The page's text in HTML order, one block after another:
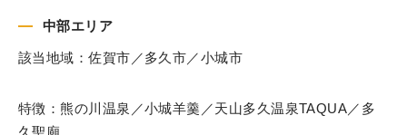
中部エリア
該当地域：佐賀市／多久市／小城市
特徴：熊の川温泉／小城羊羹／天山多久温泉TAQUA／多
久聖廟